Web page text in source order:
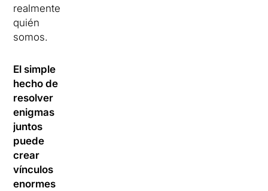
realmente
quién
somos.
El simple
hecho de
resolver
enigmas
juntos
puede
crear
vínculos
enormes